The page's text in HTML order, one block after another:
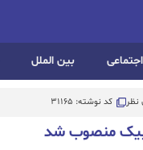
اجتماعی بین الملل
نظر کد نوشته: 31165
منصوب شد